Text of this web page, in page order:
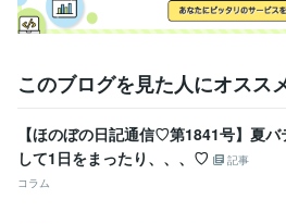
ライティング・翻訳 Webライティング
このブログを見た人にオスス
【ほのぼの日記通信♡第1841号】夏バ
して1日をまったり、、、♡
記事
コラム